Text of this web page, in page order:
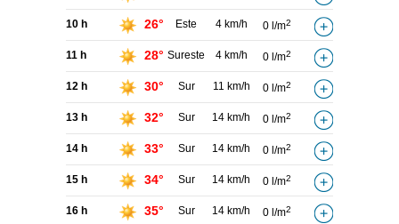
10 h 26° Este 4 km/h 0 l/m2
11 h 28° Sureste 4 km/h 0 l/m2
12 h 30° Sur 11 km/h 0 l/m2
13 h 32° Sur 14 km/h 0 l/m2
14 h 33° Sur 14 km/h 0 l/m2
15 h 34° Sur 14 km/h 0 l/m2
16 h 35° Sur 14 km/h 0 l/m2